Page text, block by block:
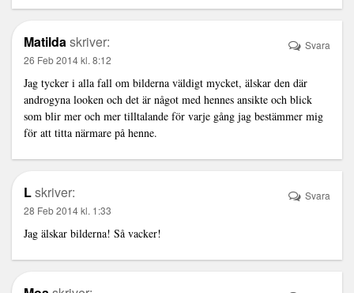
Matildaskriver:
26 Feb 2014 kl. 8:12
Jag tycker i alla fall om bilderna väldigt mycket, älskar den där
androgyna looken och det är något med hennes ansikte och blick
som blir mer och mer tilltalande för varje gång jag bestämmer mig
för att titta närmare på henne.
Svara
Lskriver:
28 Feb 2014 kl. 1:33
Jag älskar bilderna! Så vacker!
Svara